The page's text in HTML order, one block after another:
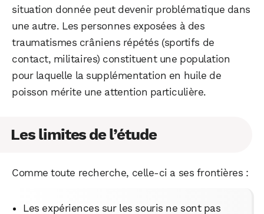
situation donnée peut devenir problématique dans
une autre. Les personnes exposées à des
traumatismes crâniens répétés (sportifs de
contact, militaires) constituent une population
pour laquelle la supplémentation en huile de
poisson mérite une attention particulière.
Les limites de l’étude
Comme toute recherche, celle-ci a ses frontières :
Les expériences sur les souris ne sont pas